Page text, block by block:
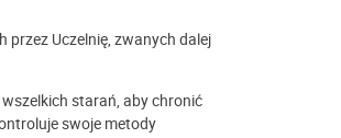
Uczelnię, zwanych dalej
starań, aby chronić
swoje metody